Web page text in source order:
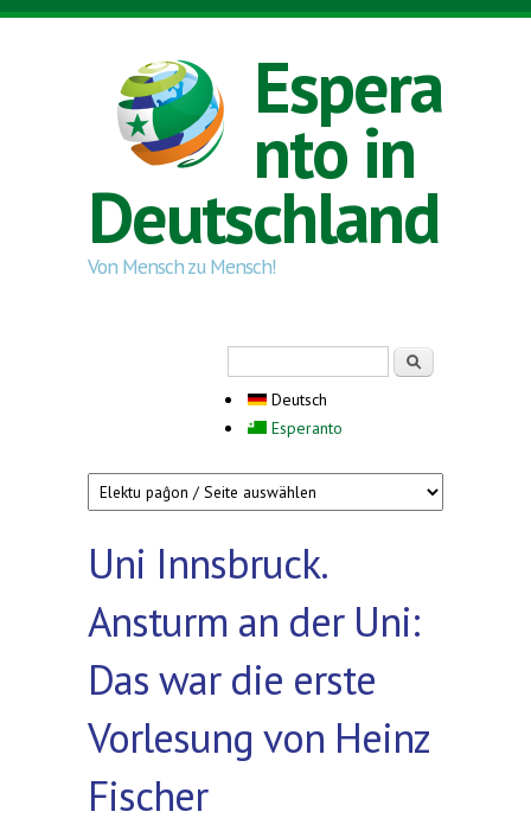
Direkt zum Inhalt
Espera
nto in
Deutschland
Von Mensch zu Mensch!
Deutsch
Esperanto
Uni Innsbruck.
Ansturm an der Uni:
Das war die erste
Vorlesung von Heinz
Fischer